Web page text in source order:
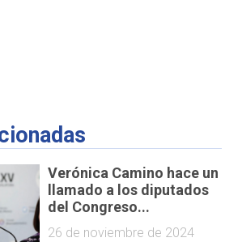
Verónica Camino hace un
llamado a los diputados
del Congreso...
26 de noviembre de 2024